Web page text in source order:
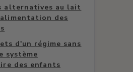
alternatives au lait
des
d'un régime sans
système
des enfants